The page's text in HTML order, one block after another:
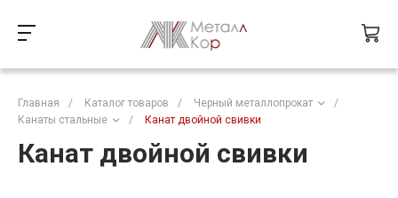
Главная / Каталог товаров / Черный металлопрокат
/
Канаты стальные
/ Канат двойной свивки
Канат двойной свивки